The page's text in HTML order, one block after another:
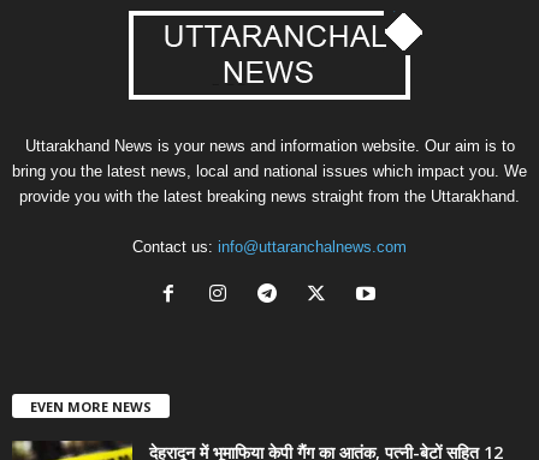
Uttarakhand News is your news and information website. Our aim is to
bring you the latest news, local and national issues which impact you. We
provide you with the latest breaking news straight from the Uttarakhand.
Contact us: info@uttaranchalnews.com
EVEN MORE NEWS
देहरादून में भूमाफिया केपी गैंग का आतंक, पत्नी-बेटों सहित 12